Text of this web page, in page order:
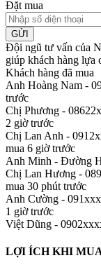
Đặt mua
GỬI
Đội ngũ tư vấn của
giúp khách hàng lựa
Khách hàng đã mua
Anh Hoàng Nam -
trước
Chị Phương -
2 giờ trước
Chị Lan Anh -
mua 6 giờ trước
Anh Minh - Đường
Chị Lan Hương -
mua 30 phút trước
Anh Cường -
1 giờ trước
Việt Dũng -
LỢI ÍCH KHI